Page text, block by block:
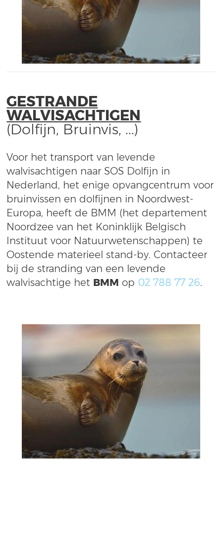
GESTRANDE
WALVISACHTIGEN
(Dolfijn, Bruinvis, ...)
Voor het transport van levende
walvisachtigen naar SOS Dolfijn in
Nederland, het enige opvangcentrum voor
bruinvissen en dolfijnen in Noordwest-
Europa, heeft de BMM (het departement
Noordzee van het Koninklijk Belgisch
Instituut voor Natuurwetenschappen) te
Oostende materieel stand-by. Contacteer
bij de stranding van een levende
walvisachtige het BMM op 02 788 77 26.